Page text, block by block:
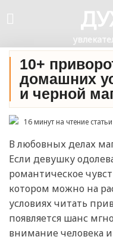
10+
домашних
и черной
16 минут на чтение статьи
В любовных делах
Если девушку
романтическое
котором можно на
условиях читать
появляется шанс
внимание человека